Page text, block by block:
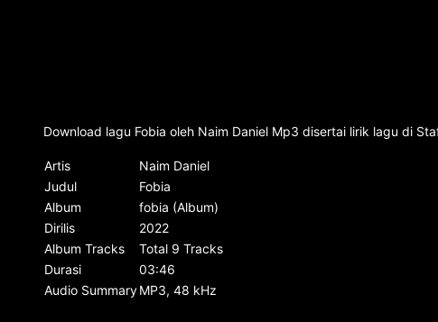
Download lagu Fobia oleh Naim Daniel Mp3 disertai lirik lagu di
Artis
Naim Daniel
Judul
Fobia
Album
fobia (Album)
Dirilis
2022
Album Tracks
Total 9 Tracks
Durasi
03:46
Audio SummaryMP3, 48 kHz